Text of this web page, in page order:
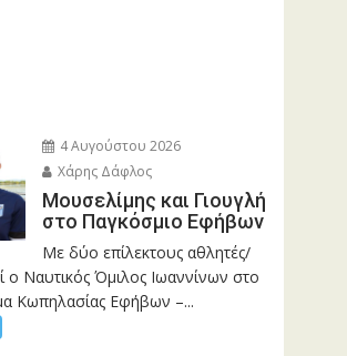
4 Αυγούστου 2026
Χάρης Δάφλος
Μουσελίμης και Γιουγλή
στο Παγκόσμιο Εφήβων
Mε δύο επίλεκτους αθλητές/
ο Ναυτικός Όμιλος Ιωαννίνων στο
Κωπηλασίας Εφήβων –...